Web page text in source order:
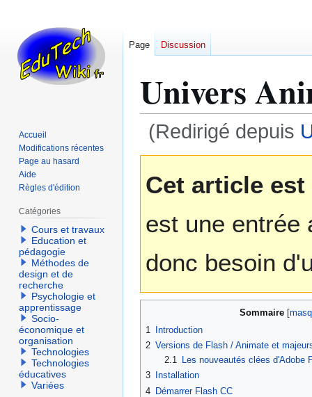
Univers
(Redirigé depuis
Cet article est
est une entrée
donc besoin
Sommaire
1
Introduction
2 Versions de Flash / Animate et
2.1
Les nouveautés clées d'Adobe
3
Installation
4 Démarrer Flash CC
Page Discussion
Accueil
Modifications récentes
Page au hasard
Aide
Règles d'édition
Catégories
Cours et travaux
Education et
pédagogie
Méthodes de
design et de
recherche
Psychologie et
apprentissage
Socio-
économique et
organisation
Technologies
Technologies
éducatives
Variées